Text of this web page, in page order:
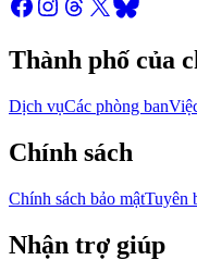
Thành phố của
Dịch vụCác phòng ban
Chính sách
Chính sách bảo mậtTuyên
Nhận trợ giúp